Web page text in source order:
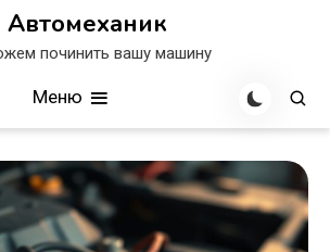
Автомеханик
починить вашу машину
Меню